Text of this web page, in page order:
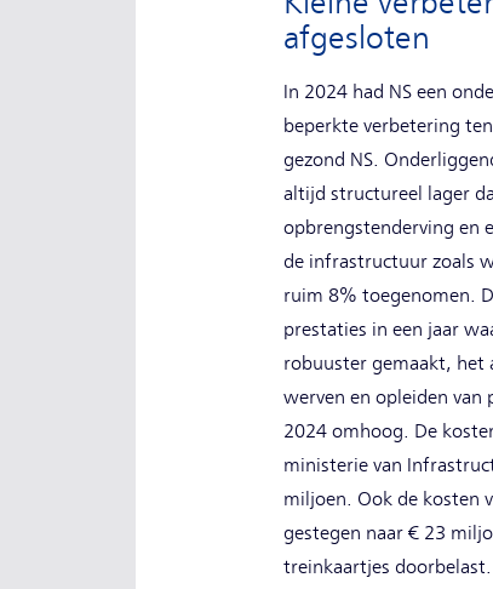
afgesloten
In 2024 had NS een
beperkte verbetering
gezond NS.
altijd structureel lager
opbrengstenderving en
de infrastructuur zoals
ruim 8% toegenomen.
prestaties in een jaar
robuuster gemaakt, het
werven en opleiden
2024 omhoog. De
ministerie van
miljoen. Ook de kosten
gestegen naar € 23
treinkaartjes